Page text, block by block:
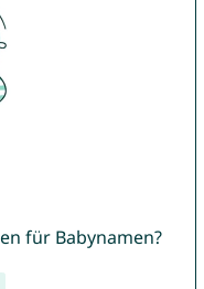
für Babynamen?